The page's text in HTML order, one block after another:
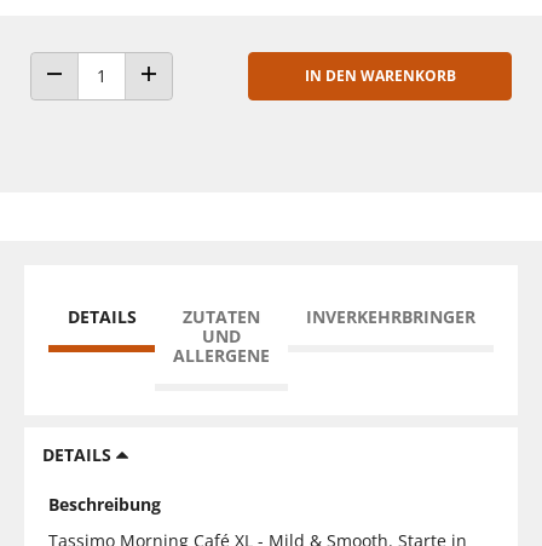
ANZAHL VERRINGERNANZAHL ERHÖHEN
IN DEN WARENKORB
DETAILS
ZUTATEN
UND
ALLERGENE
INVERKEHRBRINGER
DETAILS
Beschreibung
Tassimo Morning Café XL - Mild & Smooth. Starte in